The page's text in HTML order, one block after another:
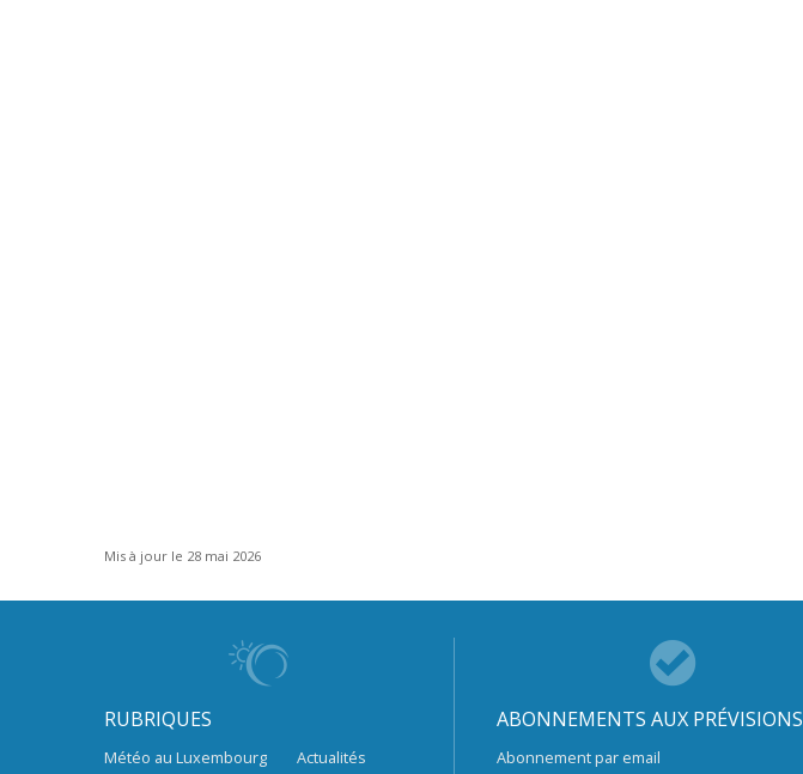
Mis à jour le 28 mai 2026
RUBRIQUES
Météo au Luxembourg Actualités
ABONNEMENTS AUX PRÉVISIONS
Abonnement par email